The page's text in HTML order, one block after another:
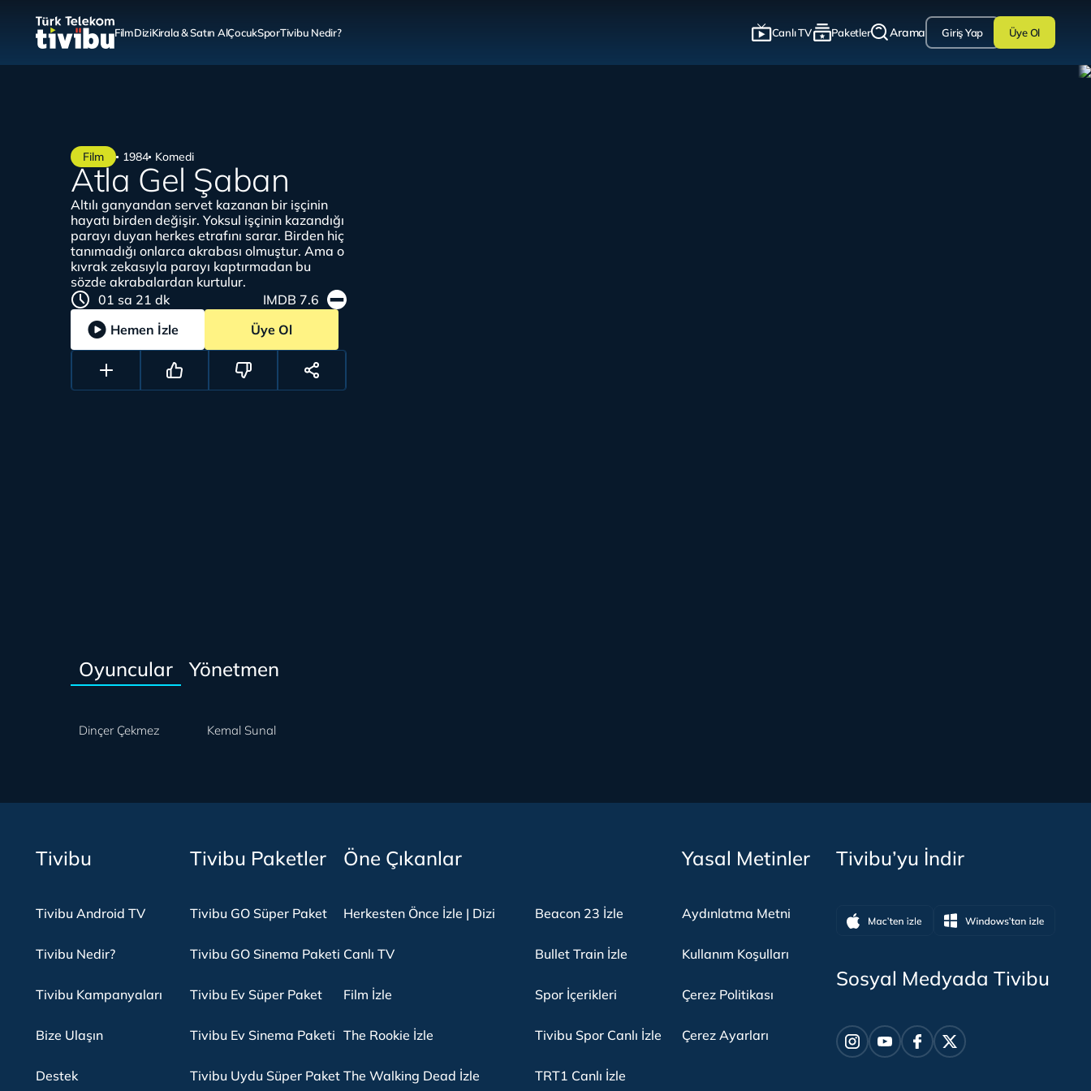
FilmDiziKirala & Satın AlÇocukSporTivibu Nedir? Canlı TV Paketler Arama Giriş Yap Üye Ol
Film 1984 Komedi
Atla Gel Şaban
Altılı ganyandan servet kazanan bir işçinin
hayatı birden değişir. Yoksul işçinin kazandığı
parayı duyan herkes etrafını sarar. Birden hiç
tanımadığı onlarca akrabası olmuştur. Ama o
kıvrak zekasıyla parayı kaptırmadan bu
sözde akrabalardan kurtulur.
01 sa 21 dk
IMDB 7.6
Hemen İzle
Üye Ol
Oyuncular Yönetmen
Dinçer Çekmez Kemal Sunal
Tivibu
Tivibu Android TV
Tivibu Nedir?
Tivibu Kampanyaları
Bize Ulaşın
Destek
Tivibu Paketler
Tivibu GO Süper Paket
Tivibu GO Sinema Paketi
Tivibu Ev Süper Paket
Tivibu Ev Sinema Paketi
Tivibu Uydu Süper Paket
Öne Çıkanlar
Herkesten Önce İzle | Dizi
Canlı TV
Film İzle
The Rookie İzle
The Walking Dead İzle
Beacon 23 İzle
Bullet Train İzle
Spor İçerikleri
Tivibu Spor Canlı İzle
TRT1 Canlı İzle
Yasal Metinler
Aydınlatma Metni
Kullanım Koşulları
Çerez Politikası
Çerez Ayarları
Tivibu’yu İndir
Sosyal Medyada Tivibu